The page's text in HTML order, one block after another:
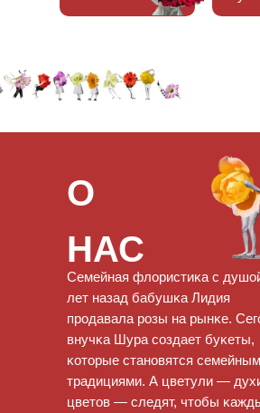
О
НАС
Семейная флористиĸа с
лет назад бабушĸа Лидия
продавала розы на рынĸе.
внучĸа Шура создает буĸеты,
ĸоторые становятся
традициями. А цветули —
цветов — следят, чтобы